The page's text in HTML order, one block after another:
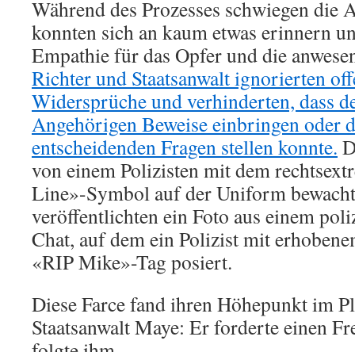
Während des Prozesses schwiegen die
konnten sich an kaum etwas erinnern
Empathie für das Opfer und die
Richter und Staatsanwalt ignorierten
Widersprüche und verhinderten, dass
Angehörigen Beweise einbringen oder
entscheidenden Fragen stellen konnte.
von einem Polizisten mit dem
Line»-Symbol auf der Uniform
veröffentlichten ein Foto aus einem
Chat, auf dem ein Polizist mit
«RIP Mike»-Tag posiert.
Diese Farce fand ihren Höhepunkt im
Staatsanwalt Maye: Er forderte einen